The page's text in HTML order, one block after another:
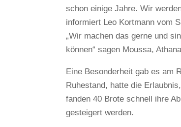
schon einige Jahre. Wir
informiert Leo Kortmann vom
„Wir machen das gerne und
können“ sagen Moussa,
Eine Besonderheit gab es am
Ruhestand, hatte die
fanden 40 Brote schnell ihre
gesteigert werden.